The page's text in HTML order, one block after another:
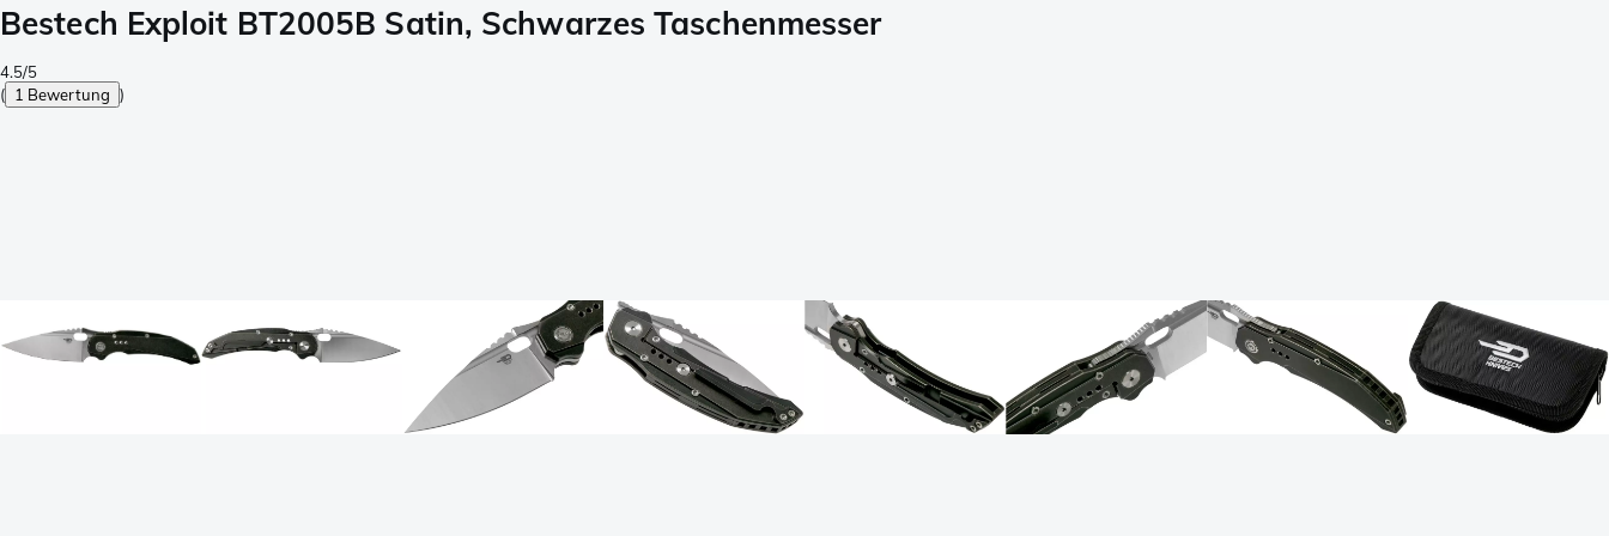
Bestech Exploit BT2005B Satin, Schwarzes Taschenmesser
4.5/5
( 1 Bewertung )